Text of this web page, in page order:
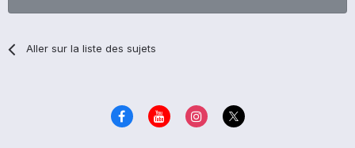
Aller sur la liste des sujets